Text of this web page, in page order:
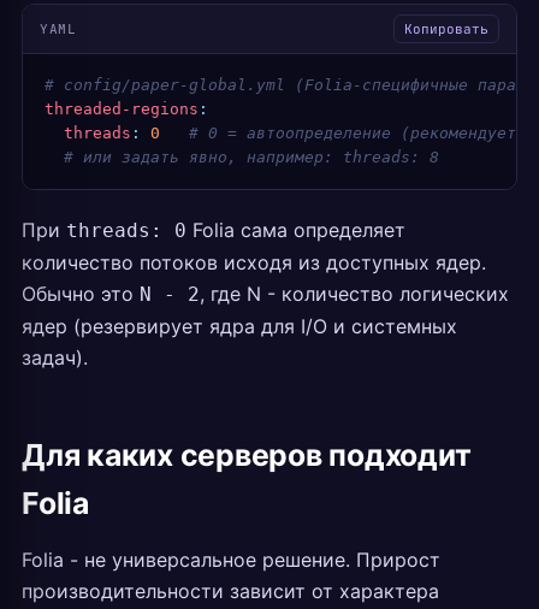
YAML Копировать
# config/paper-global.yml (Folia-специфичные
threaded-regions :
  threads
: 0
# 0 = автоопределение
  # или задать явно, например: threads: 8
При threads: 0 Folia сама определяет
количество потоков исходя из доступных ядер.
Обычно это N - 2, где N - количество логических
ядер (резервирует ядра для I/O и системных
задач).
Для каких серверов подходит
Folia
Folia - не универсальное решение. Прирост
производительности зависит от характера